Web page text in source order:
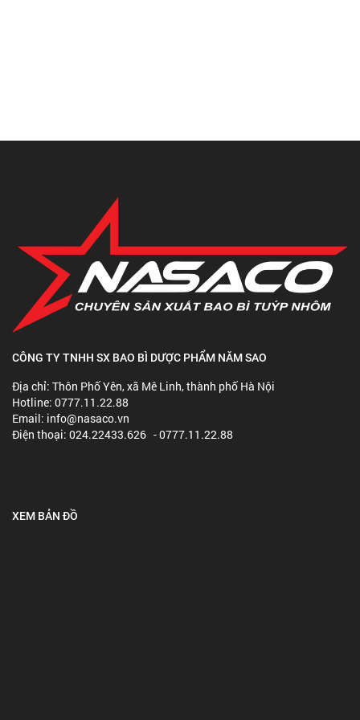
CÔNG TY TNHH SX BAO BÌ DƯỢC PHẨM NĂM SAO
Địa chỉ: Thôn Phố Yên, xã Mê Linh, thành phố Hà Nội
Hotline: 0777.11.22.88
Email: info@nasaco.vn
Điện thoại: 024.22433.626 - 0777.11.22.88
XEM BẢN ĐỒ